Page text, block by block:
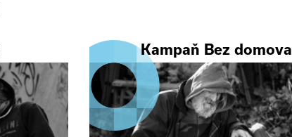
Kampaň Bez domova